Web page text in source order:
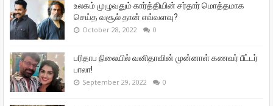
உலகம் முழுவதும் கார்த்தியின் சர்தார் மொத்தமாக
செய்த வசூல் தான் எவ்வளவு?
October 28, 2022 0
பரிதாப நிலையில் வனிதாவின் முன்னாள் கணவர் பீட்டர்
பாலா!
September 29, 2022 0